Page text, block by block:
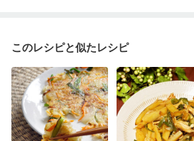
このレシピと似たレシピ